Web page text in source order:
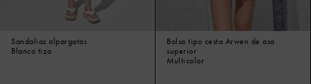
Sandalias alpargatas
Blanco tiza
Bolso tipo cesta Arwen de asa
superior
Multicolor